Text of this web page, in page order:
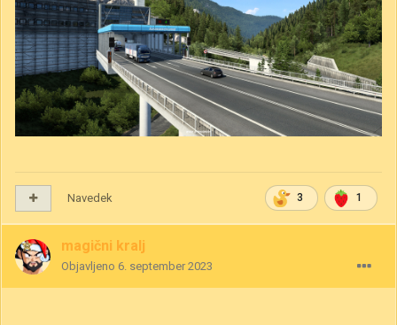
3 1
Navedek
magični kralj
Objavljeno 6. september 2023